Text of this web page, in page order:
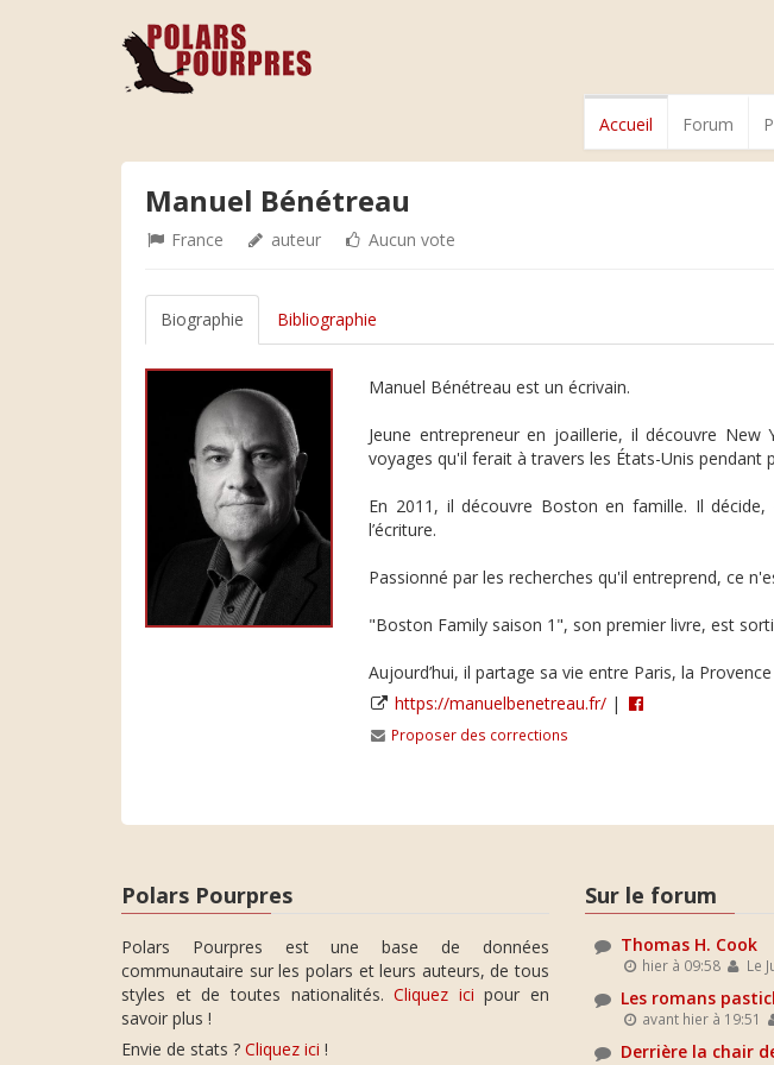
Accueil Forum
Manuel Bénétreau
France auteur Aucun vote
Biographie Bibliographie
Manuel Bénétreau est un écrivain.
Jeune entrepreneur en joaillerie, il découvre
voyages qu'il ferait à travers les États-Unis pendant
En 2011, il découvre Boston en famille. Il
l’écriture.
Passionné par les recherches qu'il entreprend, ce
"Boston Family saison 1", son premier livre, est
Aujourd’hui, il partage sa vie entre Paris, la
https://manuelbenetreau.fr/ |
Proposer des corrections
Polars Pourpres
Polars Pourpres est une base de données
communautaire sur les polars et leurs auteurs, de tous
styles et de toutes nationalités.Cliquez ici pour en
savoir plus !
Envie de stats ? Cliquez ici !
Sur le forum
Thomas H. Cook
hier à 09:58 Le
Les romans
avant hier à 19:51
Derrière la chair